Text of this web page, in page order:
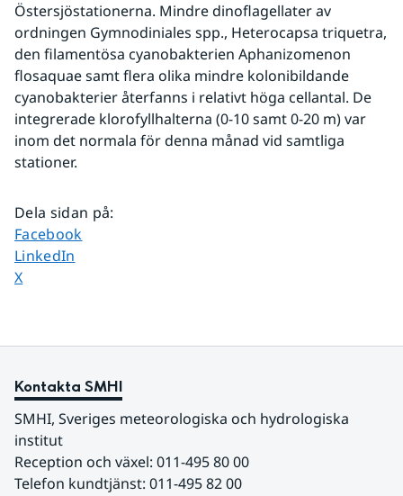
Östersjöstationerna. Mindre dinoflagellater av
ordningen Gymnodiniales spp., Heterocapsa triquetra,
den filamentösa cyanobakterien Aphanizomenon
flosaquae samt flera olika mindre kolonibildande
cyanobakterier återfanns i relativt höga cellantal. De
integrerade klorofyllhalterna (0-10 samt 0-20 m) var
inom det normala för denna månad vid samtliga
stationer.
Dela sidan på:
Dela sidan på
Facebook
Dela sidan på
LinkedIn
Dela sidan på
X
Kontakta SMHI
SMHI, Sveriges meteorologiska och hydrologiska
institut
Reception och växel: 011-495 80 00
Telefon kundtjänst: 011-495 82 00